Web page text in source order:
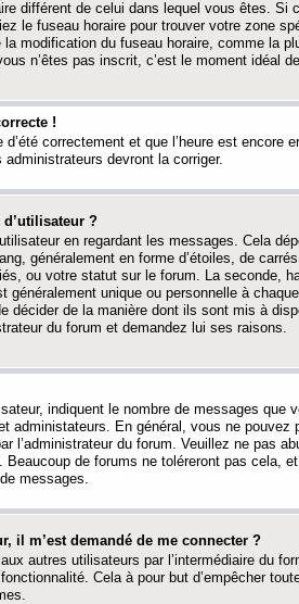
différent de celui dans lequel vous êtes. Si
le fuseau horaire pour trouver votre zone
modification du fuseau horaire, comme la
n’êtes pas inscrit, c’est le moment idéal
!
correctement et que l’heure est encore
administrateurs devront la corriger.
?
en regardant les messages. Cela
généralement en forme d’étoiles, de
ou votre statut sur le forum. La seconde,
unique ou personnelle à
décider de la manière dont ils sont mis à
du forum et demandez lui ses raisons.
indiquent le nombre de messages que
administateurs. En général, vous ne pouvez
l’administrateur du forum. Veuillez ne pas
de forums ne toléreront pas cela,
messages.
il m’est demandé de me connecter ?
autres utilisateurs par l’intermédiaire du
Cela à pour but d’empêcher